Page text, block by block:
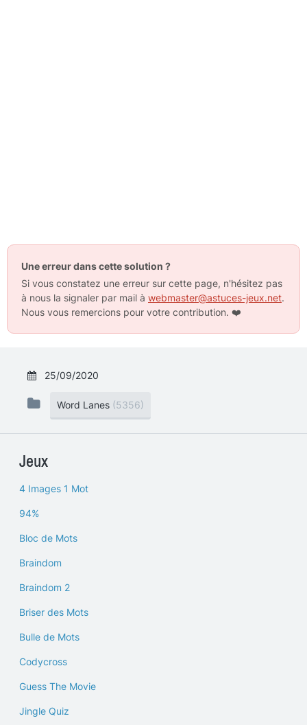
Une erreur dans cette solution ?
Si vous constatez une erreur sur cette page, n'hésitez pas
à nous la signaler par mail à webmaster@astuces-jeux.net.
Nous vous remercions pour votre contribution. ❤️
25/09/2020
Word Lanes (5356)
Jeux
4 Images 1 Mot
94%
Bloc de Mots
Braindom
Braindom 2
Briser des Mots
Bulle de Mots
Codycross
Guess The Movie
Jingle Quiz